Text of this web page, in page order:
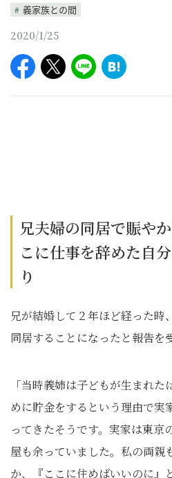
義家族との間
2020/1/25
兄夫婦の同居で賑や
こに仕事を辞めた自
り
兄が結婚して２年ほど経った時
同居することになったと報告を
「当時義姉は子どもが生まれ
めに貯金をするという理由で実
ってきたそうです。実家は東京
屋も余っていました。私の両親
か、『ここに住めばいいのに』